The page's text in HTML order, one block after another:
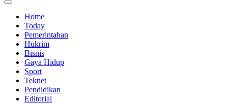
Home
Today
Pemerintahan
Hukrim
Bisnis
Gaya Hidup
Sport
Teknet
Pendidikan
Editorial